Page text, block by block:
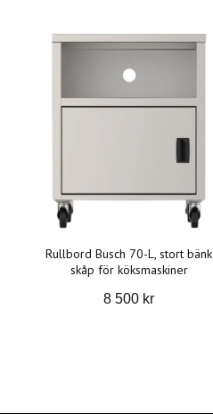
Rullbord Busch 70-L, stort bänk
skåp för köksmaskiner
8 500 kr